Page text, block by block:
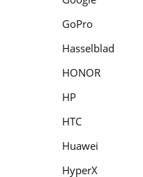
GoPro
Hasselblad
HONOR
HP
HTC
Huawei
HyperX